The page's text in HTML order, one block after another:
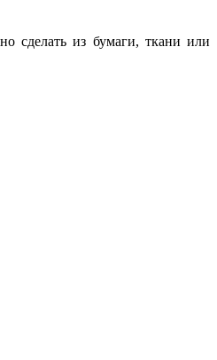
сделать из бумаги, ткани или